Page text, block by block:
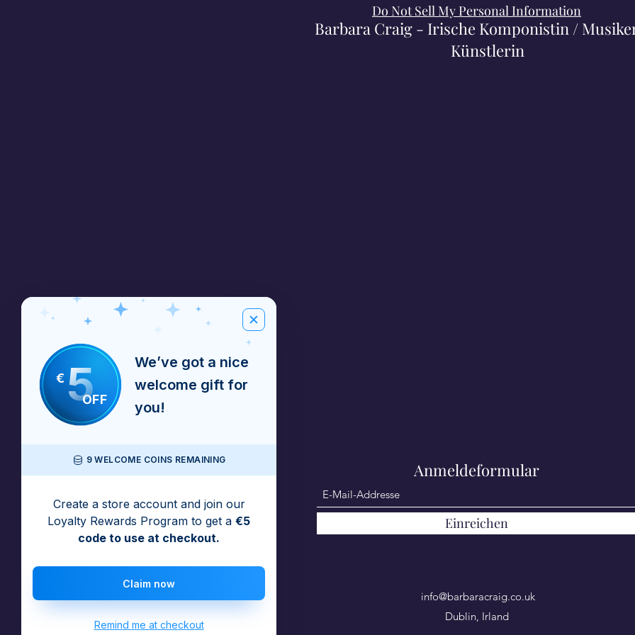
Barbara Craig - Irische Komponistin /
Künstlerin
Do Not Sell My Personal Information
Anmeldeformular
Einreichen
info@barbaracraig.co.uk
Dublin, Irland
€5OFF
We’ve got a nice
welcome gift for
you!
9 WELCOME COINS REMAINING
Create a store account and join our
Loyalty Rewards Program to get a €5
code to use at checkout.
Claim now
Remind me at checkout